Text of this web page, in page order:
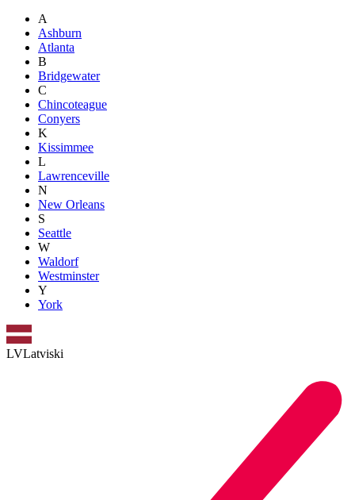
A
Ashburn
Atlanta
B
Bridgewater
C
Chincoteague
Conyers
K
Kissimmee
L
Lawrenceville
N
New Orleans
S
Seattle
W
Waldorf
Westminster
Y
York
LVLatviski